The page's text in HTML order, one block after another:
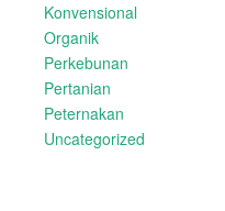
Konvensional
Organik
Perkebunan
Pertanian
Peternakan
Uncategorized